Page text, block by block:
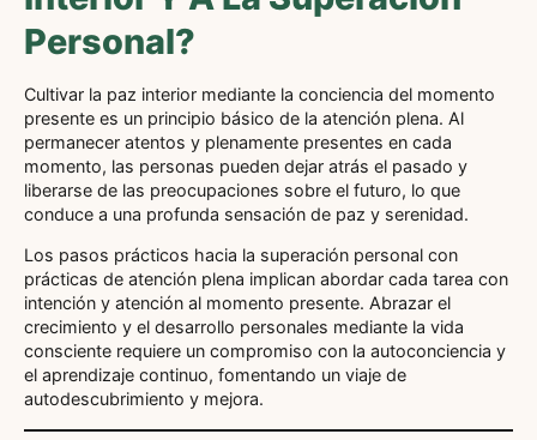
Personal?
Cultivar la paz interior mediante la conciencia del momento
presente es un principio básico de la atención plena. Al
permanecer atentos y plenamente presentes en cada
momento, las personas pueden dejar atrás el pasado y
liberarse de las preocupaciones sobre el futuro, lo que
conduce a una profunda sensación de paz y serenidad.
Los pasos prácticos hacia la superación personal con
prácticas de atención plena implican abordar cada tarea con
intención y atención al momento presente. Abrazar el
crecimiento y el desarrollo personales mediante la vida
consciente requiere un compromiso con la autoconciencia y
el aprendizaje continuo, fomentando un viaje de
autodescubrimiento y mejora.